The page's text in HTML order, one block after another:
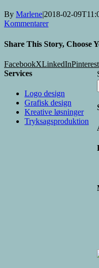
By Marlene|2018-02-
Kommentarer
Share This Story, Choose
FacebookXLinkedInPinterest
Services
Logo design
Grafisk design
Kreative løsninger
Tryksagsproduktion